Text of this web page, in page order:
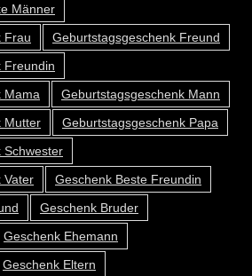
Männer
Frau
Geburtstagsgeschenk Freund
Freundin
Mama
Geburtstagsgeschenk Mann
Mutter
Geburtstagsgeschenk Papa
Schwester
Vater
Geschenk Beste Freundin
Geschenk Bruder
Geschenk Ehemann
Geschenk Eltern